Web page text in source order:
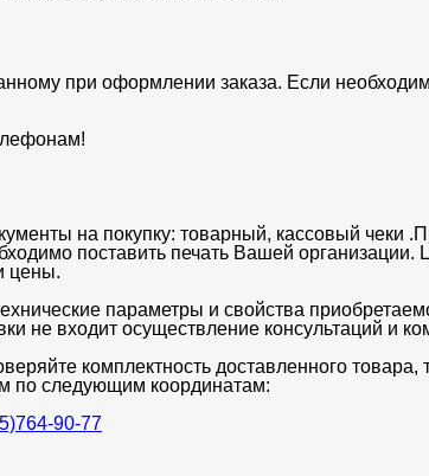
при оформлении заказа. Если
на покупку: товарный, кассовый
поставить печать Вашей
цены.
параметры и свойства
не входит осуществление консультаций и
комплектность доставленного
по следующим координатам:
90-77